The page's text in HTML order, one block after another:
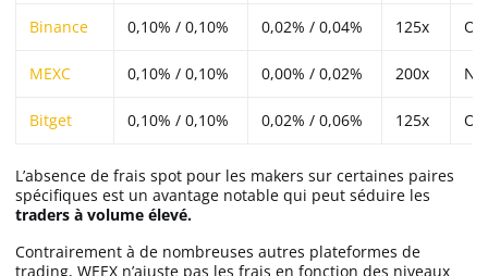
Binance 0,10% / 0,10% 0,02% / 0,04% 125x
MEXC 0,10% / 0,10% 0,00% / 0,02% 200x
Bitget 0,10% / 0,10% 0,02% / 0,06% 125x
L’absence de frais spot pour les makers sur certaines paires
spécifiques est un avantage notable qui peut séduire les
traders à volume élevé.
Contrairement à de nombreuses autres plateformes de
trading, WEEX n’ajuste pas les frais en fonction des niveaux